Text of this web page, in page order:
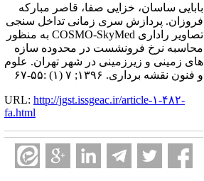
بابایی ساسان، خزایی صفا، قاصر مبارکه
فروزان. پردازش سری زمانی تداخل سنجی
تصاویر راداری COSMO-SkyMed به منظور
محاسبه نرخ فرونشست در محدوده سازه
های زمینی و زیرزمینی در شهر تهران. علوم
و فنون نقشه برداری. ۱۳۹۶; ۷ (۱) :۵۵-۶۷
URL: http://jgst.issgeac.ir/article-۱-۴۸۲-
fa.html